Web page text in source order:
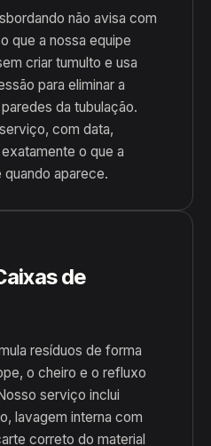
não avisa com
que a nossa equipe
criar tumulto e usa
para eliminar a
da tubulação.
com data,
o que a
quando aparece.
de
resíduos de forma
o cheiro e o refluxo
serviço inclui
lavagem interna com
correto do material